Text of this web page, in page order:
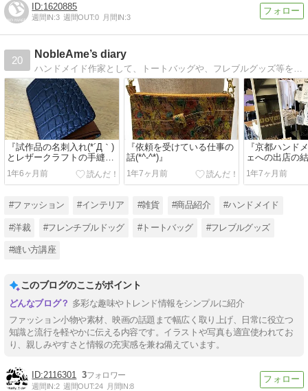
1620885
週間IN:3 週間OUT:0 月間IN:3
20
NobleAme’s diary
『試作品の名刺入れ(*´Д｀)
とレザークラフトの手縫い
の事』
1年6ヶ月前
『依頼を受けている仕事の
話(*^-^*)』
1年7ヶ月前
『京都ハンド
ェへの出店の
1年7ヶ月前
#ファッション #インテリア #雑貨 #商品紹介 #ハンドメイド
#洋裁 #フレンチブルドッグ #トートバッグ #フレブルグッズ
#縫い方講座
このブログのここがポイント
多彩な趣味やトレンド情報をシンプルに紹介
ファッション小物や素材、映画の話題まで幅広く取り上げ、日常に役立つ
知識と流行を軽やかに伝える内容です。イラストや写真も適宜使われてお
り、親しみやすさと情報の充実感を兼ね備えています。
2116301 3
週間IN:2 週間OUT:24 月間IN:8